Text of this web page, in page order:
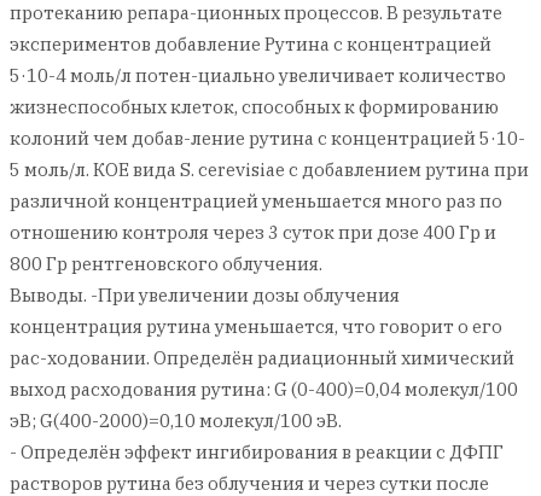
протеканию репара-ционных процессов. В результате
экспериментов добавление Рутина с концентрацией
5·10-4 моль/л потен-циально увеличивает количество
жизнеспособных клеток, способных к формированию
колоний чем добав-ление рутина с концентрацией 5·10-
5 моль/л. КОЕ вида S. cerevisiae с добавлением рутина при
различной концентрацией уменьшается много раз по
отношению контроля через 3 суток при дозе 400 Гр и
800 Гр рентгеновского облучения.
Выводы. -При увеличении дозы облучения
концентрация рутина уменьшается, что говорит о его
рас-ходовании. Определён радиационный химический
выход расходования рутина: G (0-400)=0,04 молекул/100
эВ; G(400-2000)=0,10 молекул/100 эВ.
- Определён эффект ингибирования в реакции с ДФПГ
растворов рутина без облучения и через сутки после